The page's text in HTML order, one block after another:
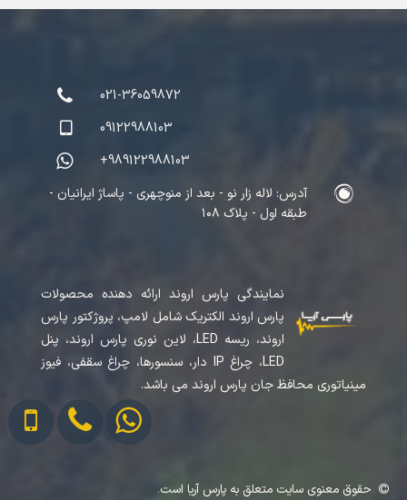
021-36059872
09122988103
+989122988103
آدرس: لاله زار نو - بعد از منوچهری - پاساژ ایرانیان -
طبقه اول - پلاک ۱۰۸
نمایندگی پارس اروند ارائه دهنده محصولات
پارس اروند الکتریک شامل لامپ، پروژکتور پارس
اروند، ریسه LED، لاین نوری پارس اروند، پنل
LED، چراغ IP دار، سنسورها، چراغ سقفی، فیوز
مینیاتوری محافظ جان پارس اروند می باشد.
حقوق معنوی سایت متعلق به پارس آریا است.